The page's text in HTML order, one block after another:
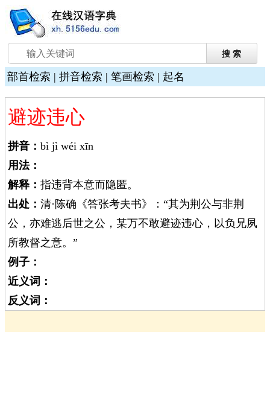
部首检索 | 拼音检索 | 笔画检索 | 起名
避迹违心
拼音： bì jì wéi xīn
用法：
解释： 指违背本意而隐匿。
出处： 清·陈确《答张考夫书》：“其为荆公与非荆
公，亦难逃后世之公，某万不敢避迹违心，以负兄夙
所教督之意。”
例子：
近义词：
反义词：